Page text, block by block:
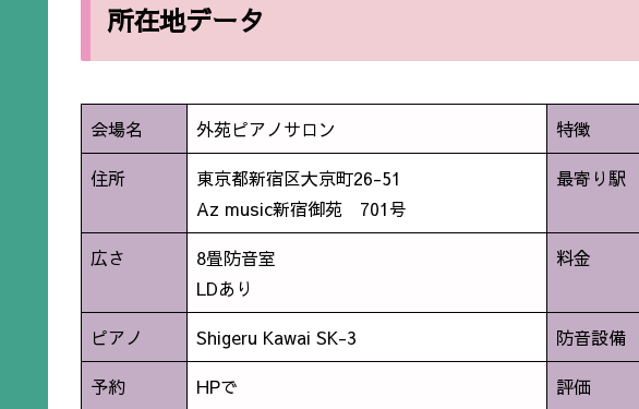
所在地データ
会場名 外苑ピアノサロン 特徴
住所
東京都新宿区大京町26-51
Az music新宿御苑 701号
最寄り駅
広さ
8畳防音室
LDあり
料金
ピアノ Shigeru Kawai SK-3 防音設備
予約 HPで 評価